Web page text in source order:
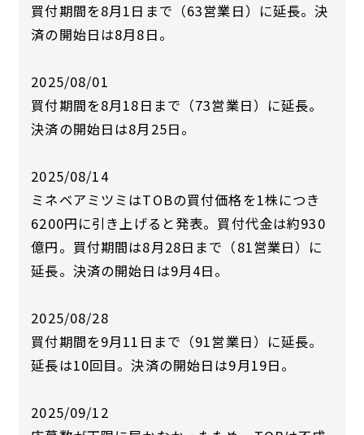
買付期間を8月1日まで（63営業日）に延長。決
済の開始日は8月8日。
2025/08/01
買付期間を8月18日まで（73営業日）に延長。
決済の開始日は8月25日。
2025/08/14
ミネベアミツミはTOBの買付価格を1株につき
6200円に引き上げると発表。買付代金は約930
億円。買付期間は8月28日まで（81営業日）に
延長。決済の開始日は9月4日。
2025/08/28
買付期間を9月11日まで（91営業日）に延長。
延長は10回目。決済の開始日は9月19日。
2025/09/12